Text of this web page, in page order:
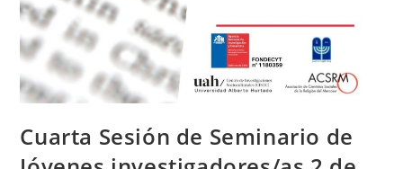
Cuarta Sesión de Seminario de